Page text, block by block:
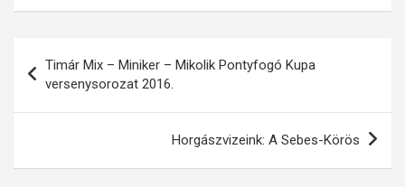
navigáció
Timár Mix – Miniker – Mikolik Pontyfogó Kupa
versenysorozat 2016.
Horgászvizeink: A Sebes-Körös